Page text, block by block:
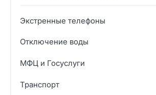
Экстренные телефоны
Отключение воды
МФЦ и Госуслуги
Транспорт